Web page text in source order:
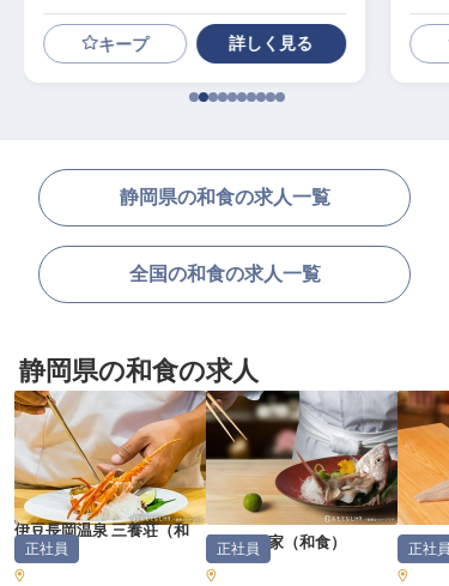
）
キープ 詳しく見る
月3万
静岡県の和食の求人一覧
全国の和食の求人一覧
静岡県の和食の求人
伊豆長岡温泉 三養荘（和
食）
正社員 別邸石の家 （和食）
正社員 あたみ
正社員